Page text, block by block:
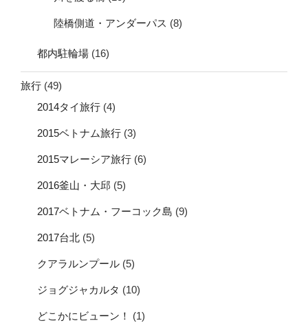
陸橋側道・アンダーパス (8)
都内駐輪場 (16)
旅行 (49)
2014タイ旅行 (4)
2015ベトナム旅行 (3)
2015マレーシア旅行 (6)
2016釜山・大邱 (5)
2017ベトナム・フーコック島 (9)
2017台北 (5)
クアラルンプール (5)
ジョグジャカルタ (10)
どこかにビューン！ (1)